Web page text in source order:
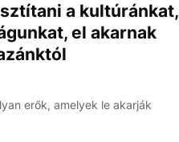
a kultúránkat,
el akarnak
erők, amelyek le akarják